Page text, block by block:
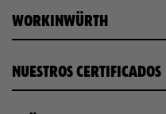
WORKINWÜRTH
NUESTROS CERTIFICADOS